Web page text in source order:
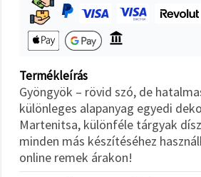
Termékleírás
Gyöngyök – rövid szó, de
különleges alapanyag egyedi
Martenitsa, különféle tárgyak
minden más készítéséhez
online remek árakon!